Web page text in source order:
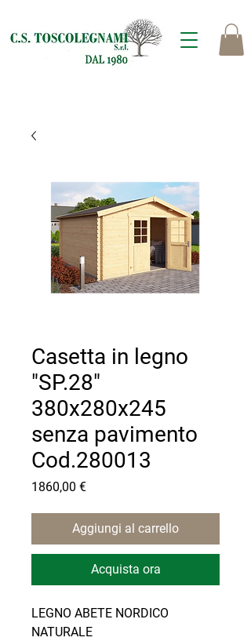
Casetta in legno
"SP.28"
380x280x245
senza pavimento
Cod.280013
1860,00 €Prezzo
Aggiungi al carrello
Acquista ora
LEGNO ABETE NORDICO
NATURALE